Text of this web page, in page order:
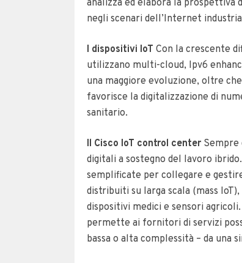
analizza ed elabora la prospettiva
negli scenari dell’Internet
I dispositivi IoT Con la crescente
utilizzano multi-cloud, Ipv6
una maggiore evoluzione, oltre
favorisce la digitalizzazione di
sanitario.
Il Cisco IoT control center Sempre
digitali a sostegno del lavoro
semplificate per collegare e
distribuiti su larga scala (mass
dispositivi medici e sensori agricoli.
permette ai fornitori di servizi
bassa o alta complessità – da una